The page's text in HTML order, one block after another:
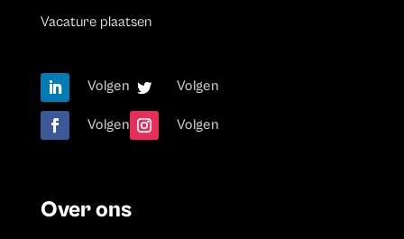
Vacature plaatsen
Volgen Volgen
Volgen Volgen
Over ons